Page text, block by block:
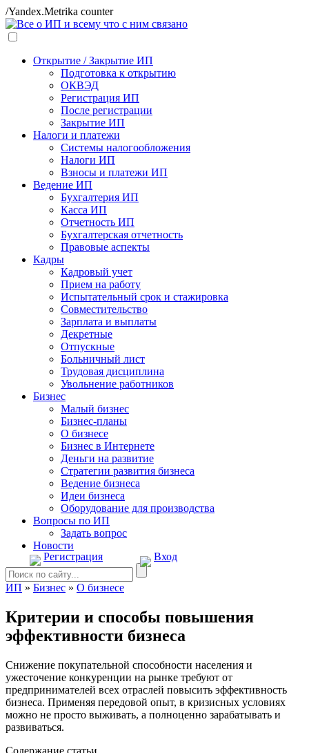
/Yandex.Metrika counter
Открытие / Закрытие ИП
Подготовка к открытию
ОКВЭД
Регистрация ИП
После регистрации
Закрытие ИП
Налоги и платежи
Системы налогообложения
Налоги ИП
Взносы и платежи ИП
Ведение ИП
Бухгалтерия ИП
Касса ИП
Отчетность ИП
Бухгалтерская отчетность
Правовые аспекты
Кадры
Кадровый учет
Прием на работу
Испытательный срок и стажировка
Совместительство
Зарплата и выплаты
Декретные
Отпускные
Больничный лист
Трудовая дисциплина
Увольнение работников
Бизнес
Малый бизнес
Бизнес-планы
О бизнесе
Бизнес в Интернете
Деньги на развитие
Стратегии развития бизнеса
Ведение бизнеса
Идеи бизнеса
Оборудование для производства
Вопросы по ИП
Задать вопрос
Новости
Регистрация
Вход
ИП » Бизнес » О бизнесе
Критерии и способы повышения
эффективности бизнеса
Снижение покупательной способности населения и
ужесточение конкуренции на рынке требуют от
предпринимателей всех отраслей повысить эффективность
бизнеса. Применяя передовой опыт, в кризисных условиях
можно не просто выживать, а полноценно зарабатывать и
развиваться.
Содержание статьи